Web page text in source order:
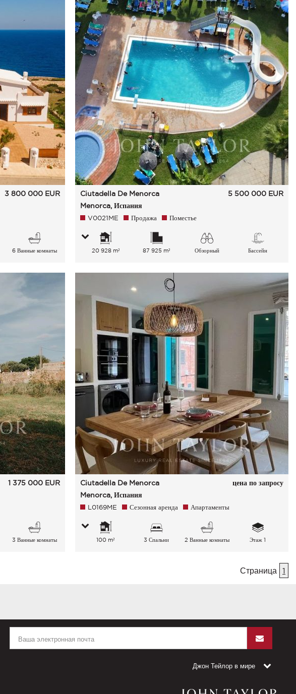
3 800 000 EUR
6 Ванные комнаты
Ciutadella De Menorca
Menorca, Испания
5 500 000 EUR
V0021ME Продажа Поместье
20 928 m² 87 925 m² Обзорный Бассейн
1 375 000 EUR
3 Ванные комнаты
Ciutadella De Menorca
Menorca, Испания
цена по запросу
L0169ME Сезонная аренда Апартаменты
100 m² 3 Спальни 2 Ванные комнаты Этаж 1
Страница 1
Джон Тейлор в мире